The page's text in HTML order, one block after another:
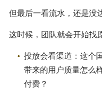
但最后一看流水，还是没
这时候，团队就会开始找
投放会看渠道：这个
带来的用户质量怎么
付费？